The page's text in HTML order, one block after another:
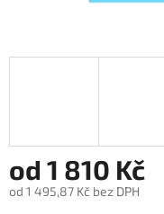
od 1 810 Kč
od 1 495,87 Kč bez DPH